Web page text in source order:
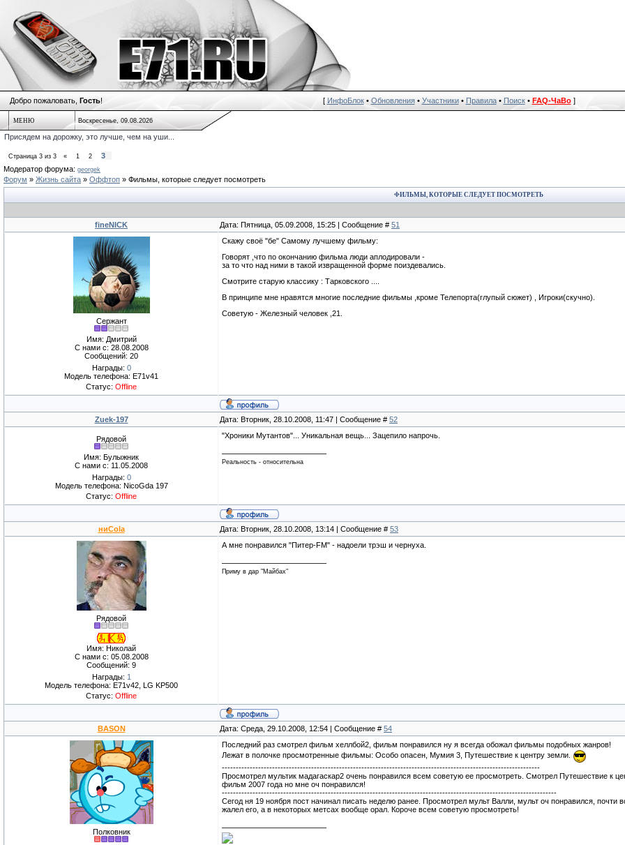
Добро пожаловать, Гость! [ ИнфоБлок• Обновления• Участники• Правила• Поиск• FAQ-ЧаВо]
МЕНЮ Воскресенье, 09.08.2026
Присядем на дорожку, это лучше, чем на уши...
Страница 3 из 3 « 1 2
3
Модератор форума: georgek
Форум » Жизнь сайта » Оффтоп » Фильмы, которые следует посмотреть
ФИЛЬМЫ, КОТОРЫЕ СЛЕДУЕТ ПОСМОТРЕТЬ
fineNICK Дата: Пятница, 05.09.2008, 15:25 | Сообщение # 51
Сержант
Имя: Дмитрий
С нами с: 28.08.2008
Сообщений: 20
Награды: 0
Модель телефона: E71v41
Статус: Offline
Скажу своё "бе" Самому лучшему фильму:
Говорят ,что по окончанию фильма люди аплодировали -
за то что над ними в такой извращенной форме поиздевались.
Смотрите старую классику : Тарковского ....
В принципе мне нравятся многие последние фильмы ,кроме Телепорта(глупый сюжет) , Игроки(скучно).
Советую - Железный человек ,21.
Zuek-197 Дата: Вторник, 28.10.2008, 11:47 | Сообщение # 52
Рядовой
Имя: Булыжник
С нами с: 11.05.2008
Награды: 0
Модель телефона: NicoGda 197
Статус: Offline
"Хроники Мутантов"... Уникальная вещь... Зацепило напрочь.
Реальность - относительна
ниCola Дата: Вторник, 28.10.2008, 13:14 | Сообщение # 53
Рядовой
Имя: Николай
С нами с: 05.08.2008
Сообщений: 9
Награды: 1
Модель телефона: E71v42, LG KP500
Статус: Offline
А мне понравился "Питер-FM" - надоели трэш и чернуха.
Приму в дар "Майбах"
BASON Дата: Среда, 29.10.2008, 12:54 | Сообщение # 54
Полковник
Последний раз смотрел фильм хеллбой2, фильм понравился ну я всегда обожал фильмы подобных жанров!
Лежат в полочке просмотренные фильмы: Особо опасен, Мумия 3, Путешествие к центру земли.
------------------------------------------------------------------------------------------------------------------
Просмотрел мультик мадагаскар2 очень понравился всем советую ее просмотреть. Смотрел Путешествие
фильм 2007 года но мне оч понравился!
------------------------------------------------------------------------------------------------------------------------
Cегод ня 19 ноября пост начинал писать неделю ранее. Просмотрел мульт Валли, мульт оч понравился,
жалел его, а в некоторых метсах вообще орал. Короче всем советую просмотреть!